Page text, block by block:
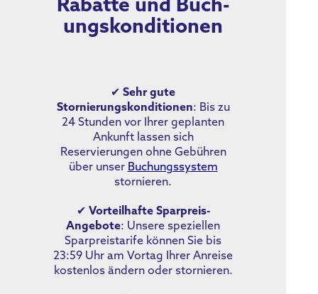
Rabatte und Buch­
ungs­kondi­tionen
✔Sehr gute
Stornierungskonditionen: Bis zu
24 Stunden vor Ihrer geplanten
Ankunft lassen sich
Reservierungen ohne Gebühren
über unser Buchungssystem
stornieren.
✔ Vorteilhafte Sparpreis-
Angebote: Unsere speziellen
Sparpreistarife können Sie bis
23:59 Uhr am Vortag Ihrer Anreise
kostenlos ändern oder stornieren.